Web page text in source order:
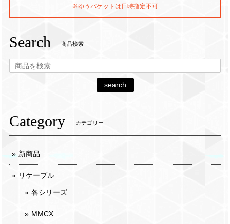
※ゆうパケットは日時指定不可
Search 商品検索
search
Category カテゴリー
新商品
リケーブル
各シリーズ
MMCX